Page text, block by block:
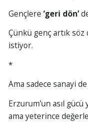
Gençlere ‘geri dön’
Çünkü genç artık
istiyor.
*
Ama sadece sanayi
Erzurum’un asıl
ama yeterince